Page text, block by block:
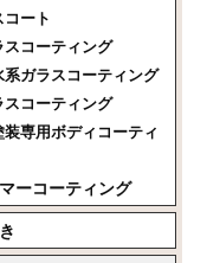
ート
スコーティング
系ガラスコーティング
スコーティング
専用ボディコーティ
ーコーティング